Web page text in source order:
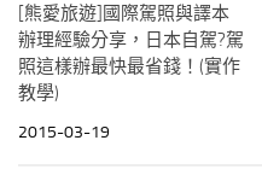
[熊愛旅遊]國際駕照與譯本
辦理經驗分享，日本自駕?駕
照這樣辦最快最省錢！(實作
教學)
2015-03-19